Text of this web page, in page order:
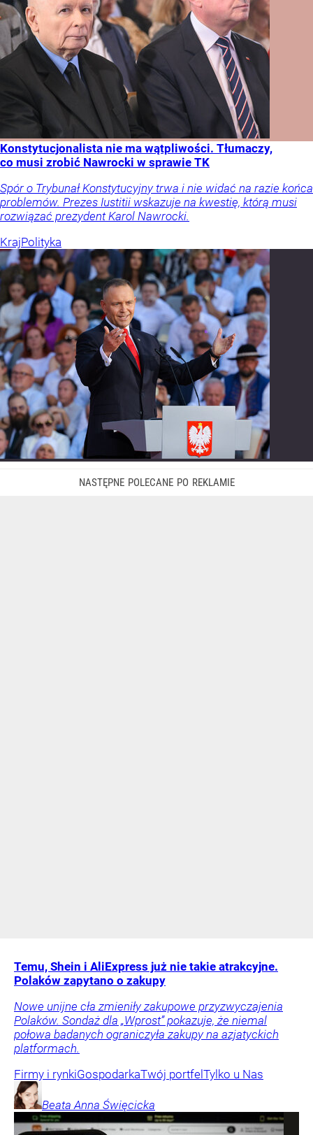
Konstytucjonalista nie ma wątpliwości. Tłumaczy,
co musi zrobić Nawrocki w sprawie TK
Spór o Trybunał Konstytucyjny trwa i nie widać na razie końca
problemów. Prezes Iustitii wskazuje na kwestię, którą musi
rozwiązać prezydent Karol Nawrocki.
KrajPolityka
Temu, Shein i AliExpress już nie takie atrakcyjne.
Polaków zapytano o zakupy
Nowe unijne cła zmieniły zakupowe przyzwyczajenia
Polaków. Sondaż dla „Wprost” pokazuje, że niemal
połowa badanych ograniczyła zakupy na azjatyckich
platformach.
Firmy i rynkiGospodarkaTwój portfelTylko u Nas
Beata Anna Święcicka